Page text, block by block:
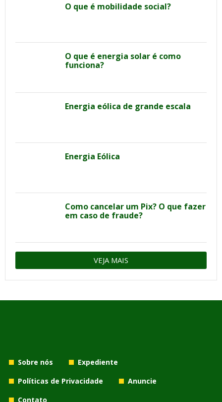
O que é mobilidade social?
O que é energia solar é como
funciona?
Energia eólica de grande escala
Energia Eólica
Como cancelar um Pix? O que fazer
em caso de fraude?
VEJA MAIS
Sobre nós
Expediente
Políticas de Privacidade
Anuncie
Contato